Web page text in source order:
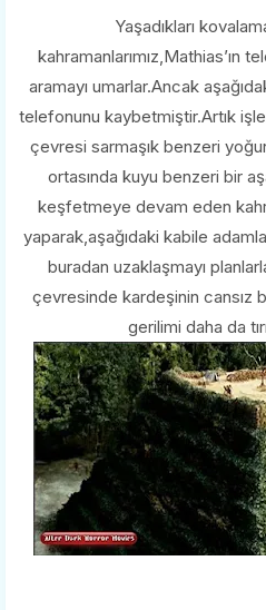
Yaşadıkları
kahramanlarımız,Mathias’ın
aramayı umarlar.Ancak
telefonunu kaybetmiştir.Artık
çevresi sarmaşık benzeri
ortasında kuyu benzeri bir
keşfetmeye devam eden
yaparak,aşağıdaki kabile
buradan uzaklaşmayı
çevresinde kardeşinin cansız
gerilimi daha da